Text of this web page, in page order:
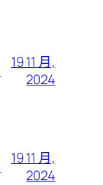
19 11 月,
2024
19 11 月,
2024